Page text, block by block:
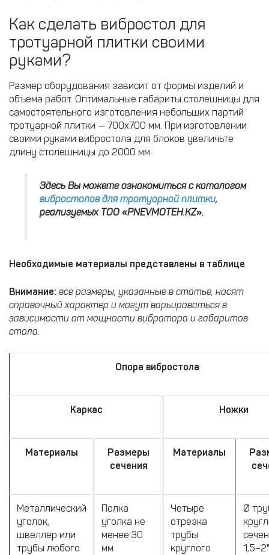
Как сделать вибростол для
тротуарной плитки своими
руками?
Размер оборудования зависит от формы изделий и
объема работ. Оптимальные габариты столешницы для
самостоятельного изготовления небольших партий
тротуарной плитки — 700х700 мм. При изготовлении
своими руками вибростола для блоков увеличьте
длину столешницы до 2000 мм.
Здесь Вы можете ознакомиться с каталогом
вибростолов для тротуарной плитки,
реализуемых ТОО «PNEVMOTEH.KZ».
Необходимые материалы представлены в таблице
Внимание: все размеры, указанные в статье, носят
справочный характер и могут варьироваться в
зависимости от мощности вибратора и габаритов
стола.
Опора вибростола
Каркас Ножки
Материалы
Размеры
сечения
Материалы
Металлический
уголок,
швеллер или
трубы любого
Полка
уголка не
менее 30
мм
Четыре
отрезка
трубы
круглого
Ø
1,5–2"